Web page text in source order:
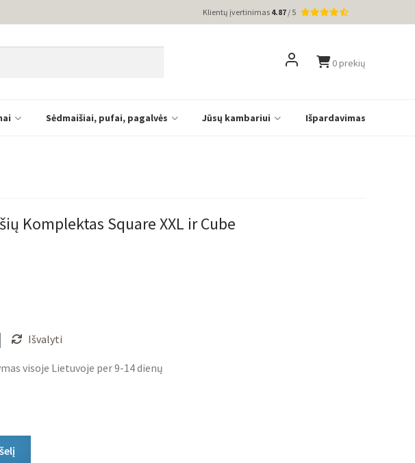
Klientų įvertinimas 4.87 / 5
0 prekių
Sėdmaišiai, pufai, pagalvės Jūsų kambariui Išpardavimas
Komplektas Square XXL ir Cube
Išvalyti
visoje Lietuvoje per 9-14 dienų